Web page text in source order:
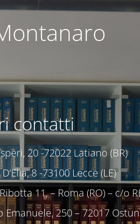
contatti
20 -72022 Latiano (BR)
8 -73100 Lecce (LE)
11, – Roma (RO) – c/o
250 – 72017